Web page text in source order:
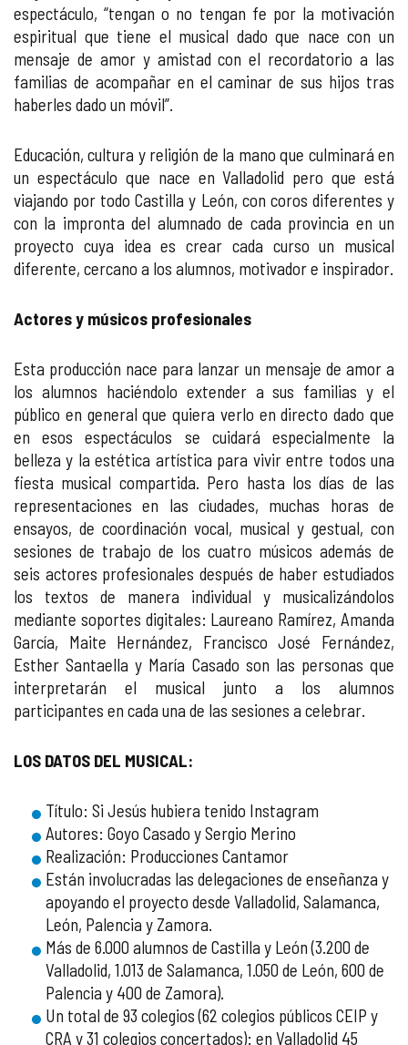
espectáculo, “tengan o no tengan fe por la motivación
espiritual que tiene el musical dado que nace con un
mensaje de amor y amistad con el recordatorio a las
familias de acompañar en el caminar de sus hijos tras
haberles dado un móvil”.
Educación, cultura y religión de la mano que culminará en
un espectáculo que nace en Valladolid pero que está
viajando por todo Castilla y León, con coros diferentes y
con la impronta del alumnado de cada provincia en un
proyecto cuya idea es crear cada curso un musical
diferente, cercano a los alumnos, motivador e inspirador.
Actores y músicos profesionales
Esta producción nace para lanzar un mensaje de amor a
los alumnos haciéndolo extender a sus familias y el
público en general que quiera verlo en directo dado que
en esos espectáculos se cuidará especialmente la
belleza y la estética artística para vivir entre todos una
fiesta musical compartida. Pero hasta los días de las
representaciones en las ciudades, muchas horas de
ensayos, de coordinación vocal, musical y gestual, con
sesiones de trabajo de los cuatro músicos además de
seis actores profesionales después de haber estudiados
los textos de manera individual y musicalizándolos
mediante soportes digitales: Laureano Ramírez, Amanda
García, Maite Hernández, Francisco José Fernández,
Esther Santaella y María Casado son las personas que
interpretarán el musical junto a los alumnos
participantes en cada una de las sesiones a celebrar.
LOS DATOS DEL MUSICAL:
Título: Si Jesús hubiera tenido Instagram
Autores: Goyo Casado y Sergio Merino
Realización: Producciones Cantamor
Están involucradas las delegaciones de enseñanza y
apoyando el proyecto desde Valladolid, Salamanca,
León, Palencia y Zamora.
Más de 6.000 alumnos de Castilla y León (3.200 de
Valladolid, 1.013 de Salamanca, 1.050 de León, 600 de
Palencia y 400 de Zamora).
Un total de 93 colegios (62 colegios públicos CEIP y
CRA y 31 colegios concertados): en Valladolid 45